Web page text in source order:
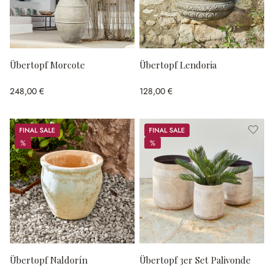
Übertopf Morcote
248,00 €
Übertopf Lendoria
128,00 €
Sale
%
%
Übertopf Naldorín
Sale
%
%
Übertopf 3er Set Palivonde